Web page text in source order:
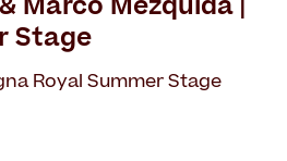
Stage
Royal Summer Stage